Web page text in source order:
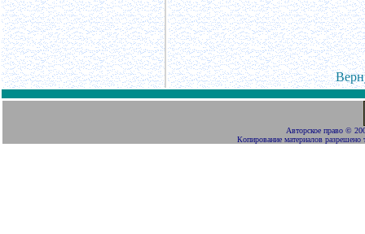
Авторское право ©
Копирование материалов